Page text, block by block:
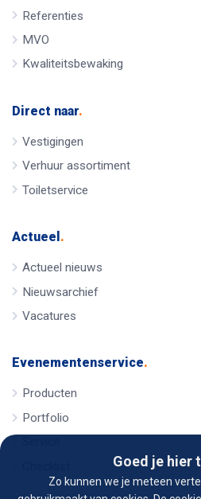
Goed je hier
Zo kunnen we je meteen
Referenties
MVO
Kwaliteitsbewaking
Direct naar.
Vestigingen
Verhuur assortiment
Toiletservice
Actueel .
Actueel nieuws
Nieuwsarchief
Vacatures
Evenementenservice.
Producten
Portfolio